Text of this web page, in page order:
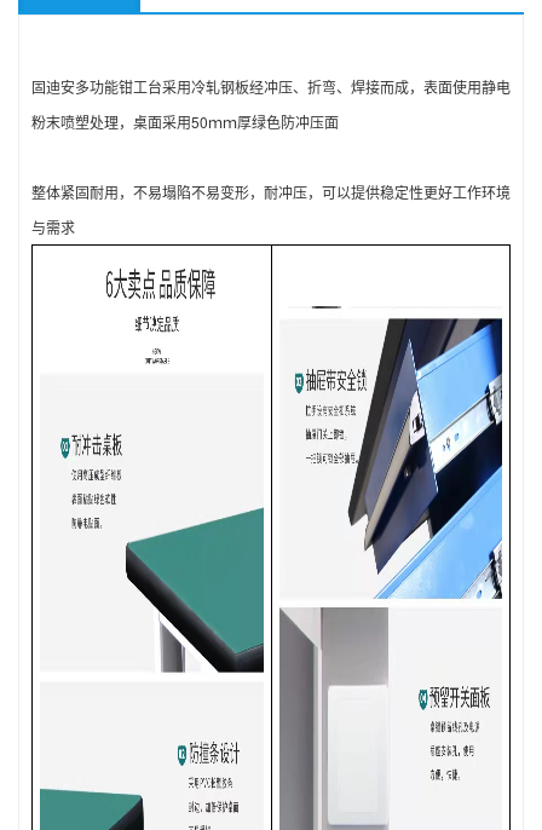
固迪安多功能钳工台采用冷轧钢板经冲压、折弯、焊接而成， 表面使用静电
粉末喷塑处理， 桌面采用50ｍｍ厚绿色防冲压面
整体紧固耐用，不易塌陷不易变形，耐冲压，可以提供稳定性更好工作环境
与需求